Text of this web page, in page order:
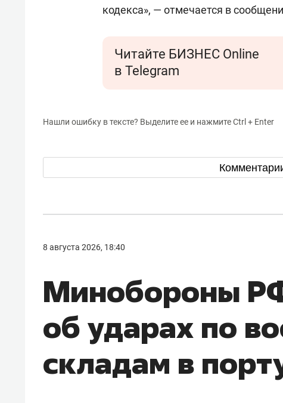
кодекса», — отмечается в
Читайте БИЗНЕС Online
в Telegram
Нашли ошибку в тексте? Выделите ее и нажмите Ctrl + Enter
8 августа 2026, 18:40
Минобороны
об ударах по
складам в